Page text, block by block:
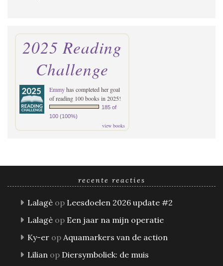
2025 Reading
Challenge
Emmyhas completed her goal
of reading 100 books in 2025!
185 of
100 (100%)
view books
recente reacties
Lalagè op Leesdoelen 2026 update #2
Lalagè op Een jaar na mijn operatie
Ky-er op Aquamarkers van de action
Lilian op Diersymboliek: de muis